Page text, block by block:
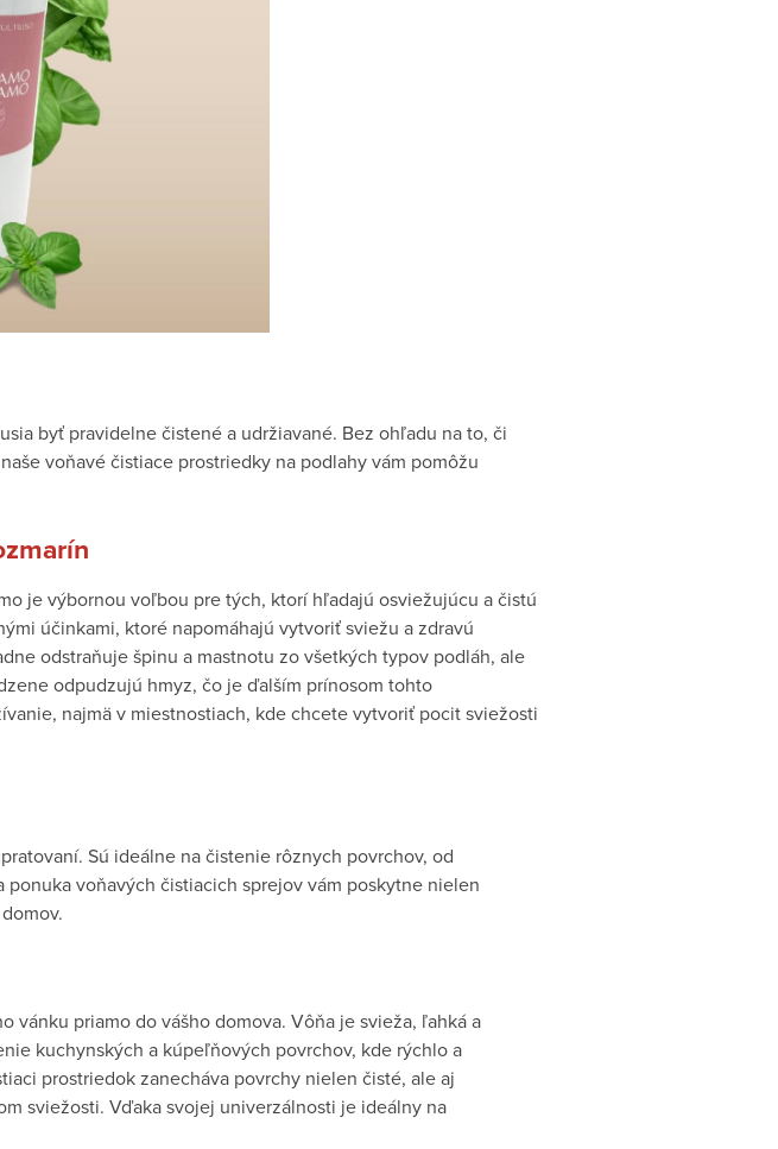
byť pravidelne čistené a udržiavané. Bez ohľadu na to, či
voňavé čistiace prostriedky na podlahy vám pomôžu
je výbornou voľbou pre tých, ktorí hľadajú osviežujúcu a čistú
účinkami, ktoré napomáhajú vytvoriť sviežu a zdravú
odstraňuje špinu a mastnotu zo všetkých typov podláh, ale
odpudzujú hmyz, čo je ďalším prínosom tohto
najmä v miestnostiach, kde chcete vytvoriť pocit sviežosti
Sú ideálne na čistenie rôznych povrchov, od
voňavých čistiacich sprejov vám poskytne nielen
vánku priamo do vášho domova. Vôňa je svieža, ľahká a
kuchynských a kúpeľňových povrchov, kde rýchlo a
prostriedok zanecháva povrchy nielen čisté, ale aj
sviežosti. Vďaka svojej univerzálnosti je ideálny na